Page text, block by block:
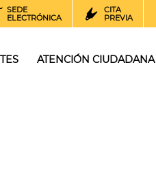
SEDE
ELECTRÓNICA
CITA
PREVIA
ATENCIÓN CIUDADANA